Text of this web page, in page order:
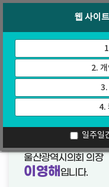
가
기
인터넷
웹 사이
2.
3.
4.
일주일
열린의장실
울산광역시의회 의장
이영해 입니다.